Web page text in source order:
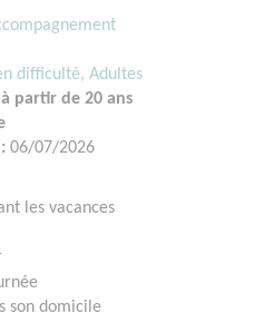
difficulté, Adultes
partir de 20 ans
06/07/2026
les vacances
son domicile